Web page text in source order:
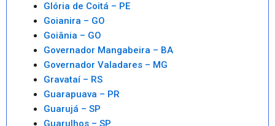
Glória de Coitá – PE
Goianira – GO
Goiânia – GO
Governador Mangabeira – BA
Governador Valadares – MG
Gravataí – RS
Guarapuava – PR
Guarujá – SP
Guarulhos – SP